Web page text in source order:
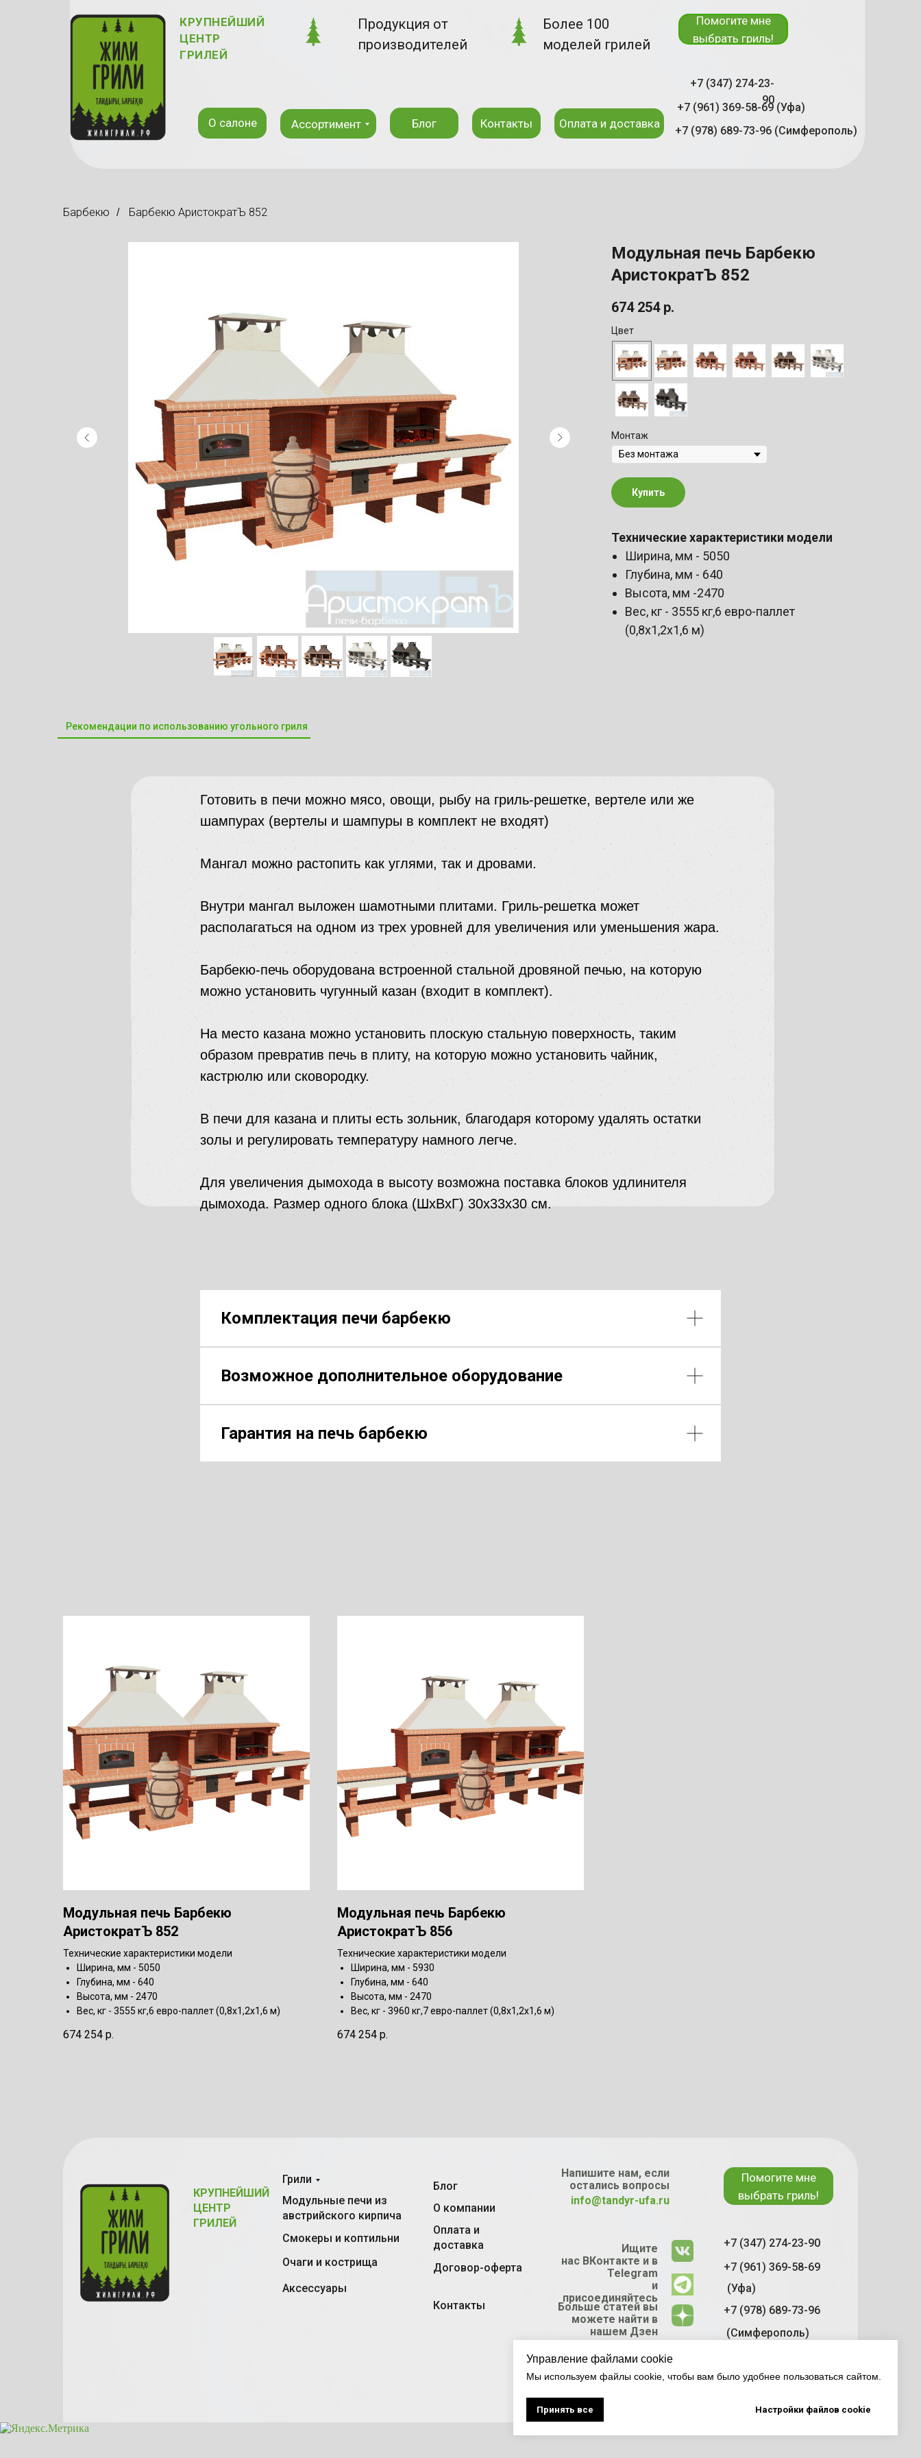
+7 (347) 274-23-
90
Помогите мне
выбрать гриль!
КРУПНЕЙШИЙ
ЦЕНТР
ГРИЛЕЙ
+7 (978) 689-73-96 (Симферополь)
Ассортимент Контакты
Блог
О салоне
+7 (961) 369-58-69 (Уфа)
Продукция от
производителей
Оплата и доставка
Более 100
моделей грилей
Управление файлами cookie
Мы используем файлы cookie, чтобы вам было удобнее пользоваться сайтом.
Принять все Настройки файлов cookie
Барбекю / Барбекю АристократЪ 852
Модульная печь Барбекю
АристократЪ 852
674 254 р.
Цвет
Монтаж
Купить
Технические характеристики модели
Ширина, мм - 5050
Глубина, мм - 640
Высота, мм -2470
Вес, кг - 3555 кг,6 евро-паллет
(0,8х1,2х1,6 м)
Рекомендации по использованию угольного гриля
Готовить в печи можно мясо, овощи, рыбу на гриль-решетке, вертеле или же
шампурах (вертелы и шампуры в комплект не входят)
Мангал можно растопить как углями, так и дровами.
Внутри мангал выложен шамотными плитами. Гриль-решетка может
располагаться на одном из трех уровней для увеличения или уменьшения жара.
Барбекю-печь оборудована встроенной стальной дровяной печью, на которую
можно установить чугунный казан (входит в комплект).
На место казана можно установить плоскую стальную поверхность, таким
образом превратив печь в плиту, на которую можно установить чайник,
кастрюлю или сковородку.
В печи для казана и плиты есть зольник, благодаря которому удалять остатки
золы и регулировать температуру намного легче.
Для увеличения дымохода в высоту возможна поставка блоков удлинителя
дымохода. Размер одного блока (ШхВхГ) 30х33х30 см.
Комплектация печи барбекю
Возможное дополнительное оборудование
Гарантия на печь барбекю
Модульная печь Барбекю
АристократЪ 852
Технические характеристики модели
Ширина, мм - 5050
Глубина, мм - 640
Высота, мм - 2470
Вес, кг - 3555 кг,6 евро-паллет (0,8х1,2х1,6 м)
674 254 р.
Модульная печь Барбекю
АристократЪ 856
Технические характеристики модели
Ширина, мм - 5930
Глубина, мм - 640
Высота, мм - 2470
Вес, кг - 3960 кг,7 евро-паллет (0,8х1,2х1,6 м)
674 254 р.
Напишите нам, если
остались вопросы
Модульные печи из
австрийского кирпича
Смокеры и коптильни
Очаги и кострища
Контакты
Блог
О компании
Оплата и
доставка
Аксессуары
Грили
Ищите
нас ВКонтакте и в
Telegram
и
присоединяйтесь
КРУПНЕЙШИЙ
ЦЕНТР
ГРИЛЕЙ
Помогите мне
выбрать гриль!
info@tandyr-ufa.ru
Договор-оферта
Больше статей вы
можете найти в
нашем Дзен
канале
+7 (347) 274-23-90
+7 (978) 689-73-96
+7 (961) 369-58-69
(Симферополь)
(Уфа)